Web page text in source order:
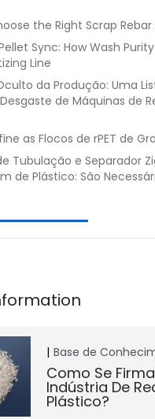
the Right Scrap
Sync: How Wash
Line
da Produção: Uma
de Máquinas de
as Flocos de rPET de
Tubulação e Separador
de Plástico: São
Base de
Como Se
Indústria De
Plástico?